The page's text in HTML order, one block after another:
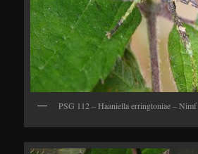
PSG 112 – Haaniella erringtoniae – Nimf